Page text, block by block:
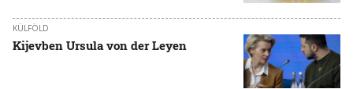
KÜLFÖLD
Kijevben Ursula von der Leyen